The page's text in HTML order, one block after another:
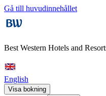
Gå till huvudinnehållet
Best Western Hotels and
English
Visa bokning